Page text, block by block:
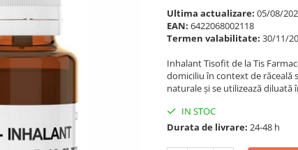
Ultima actualizare: 05/08/
EAN: 6422068002118
Termen valabilitate: 30/11/
Inhalant Tisofit de la Tis
domiciliu în context de răceală
naturale și se utilizează
IN STOC
Durata de livrare: 24-48 h